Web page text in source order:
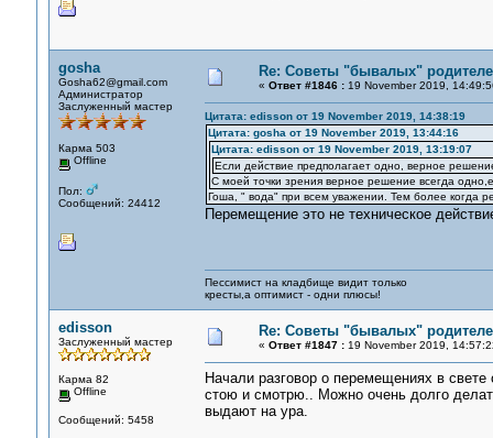
gosha
Gosha62@gmail.com
Администратор
Заслуженный мастер
Карма 503
Offline
Пол:
Сообщений: 24412
Re: Советы "бывалых"
« Ответ #1846 :19 November 2019,
Цитата: edisson от 19 November 2019, 14:38:19
Цитата: gosha от 19 November 2019, 13:44:16
Цитата: edisson от 19 November 2019, 13:19:07
Если действие предполагает одно, верное
С моей точки зрения верное решение всегда
Гоша, " вода" при всем уважении. Тем более когда
Перемещение это не техническое
Пессимист на кладбище видит только
кресты,а оптимист - одни плюсы!
edisson
Заслуженный мастер
Карма 82
Offline
Сообщений: 5458
Re: Советы "бывалых"
« Ответ #1847 :19 November 2019,
Начали разговор о перемещениях в
стою и смотрю.. Можно очень долго
выдают на ура.